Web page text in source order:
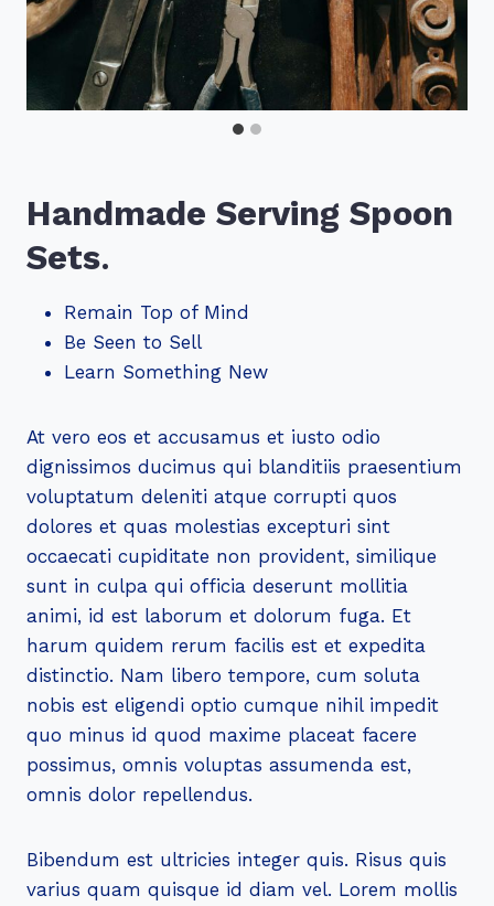
Handmade Serving Spoon
Sets.
Remain Top of Mind
Be Seen to Sell
Learn Something New
At vero eos et accusamus et iusto odio
dignissimos ducimus qui blanditiis praesentium
voluptatum deleniti atque corrupti quos
dolores et quas molestias excepturi sint
occaecati cupiditate non provident, similique
sunt in culpa qui officia deserunt mollitia
animi, id est laborum et dolorum fuga. Et
harum quidem rerum facilis est et expedita
distinctio. Nam libero tempore, cum soluta
nobis est eligendi optio cumque nihil impedit
quo minus id quod maxime placeat facere
possimus, omnis voluptas assumenda est,
omnis dolor repellendus.
Bibendum est ultricies integer quis. Risus quis
varius quam quisque id diam vel. Lorem mollis